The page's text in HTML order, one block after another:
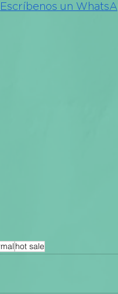
Escríbenos un
hot sale